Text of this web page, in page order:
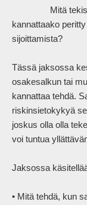
kannattaako
sijoittamista?
Tässä jaksossa
osakesalkun tai
kannattaa tehdä.
riskinsietokykyä
joskus olla olla
voi tuntua
Jaksossa
• Mitä tehdä, kun